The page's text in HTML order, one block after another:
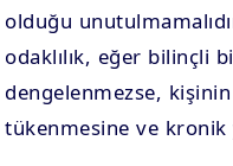
olduğu
odaklılık, eğer bilinçli
dengelenmezse,
tükenmesine ve